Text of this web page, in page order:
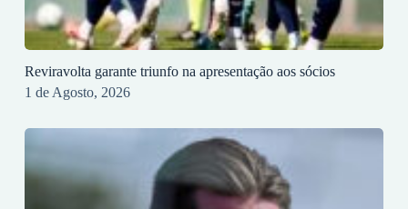
Reviravolta garante triunfo na apresentação aos sócios
1 de Agosto, 2026